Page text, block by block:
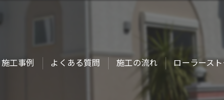
施工事例 よくある質問 施工の流れ ローラース